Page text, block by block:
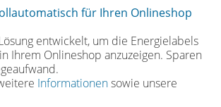
für Ihren Onlineshop
entwickelt, um die Energielabels
Ihrem Onlineshop anzuzeigen. Sparen
Informationensowie unsere